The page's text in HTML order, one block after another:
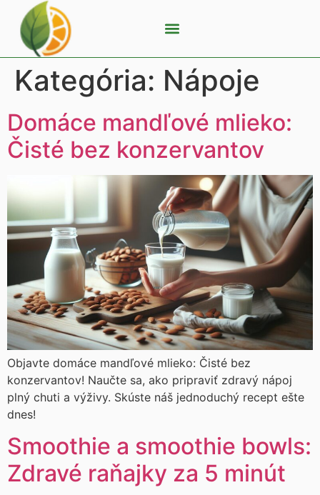
Kategória: Nápoje
Domáce mandľové mlieko:
Čisté bez konzervantov
Objavte domáce mandľové mlieko: Čisté bez
konzervantov! Naučte sa, ako pripraviť zdravý nápoj
plný chuti a výživy. Skúste náš jednoduchý recept ešte
dnes!
Smoothie a smoothie bowls:
Zdravé raňajky za 5 minút